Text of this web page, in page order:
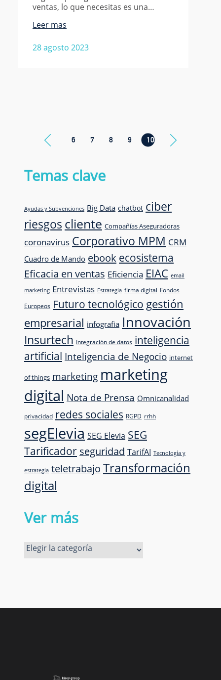
ventas, lo que necesitas es una…
28 agosto 2023
Leer mas
6 7 8 9 10
Temas clave
Ayudas y Subvenciones Big Data chatbot ciber
riesgos cliente Compañías Aseguradoras
coronavirus Corporativo MPM CRM
Cuadro de Mando ebook ecosistema
Eficacia en ventas Eficiencia EIAC email
marketing Entrevistas Estrategia firma digital Fondos
Europeos Futuro tecnológico gestión
empresarial infografia Innovación
Insurtech Integración de datos inteligencia
artificial Inteligencia de Negocio internet
of things marketing marketing
digital Nota de Prensa Omnicanalidad
privacidad redes sociales RGPD rrhh
segElevia SEG Elevia SEG
Tarificador seguridad TarifAI Tecnología y
estrategia teletrabajo Transformación
digital
Ver más
Ver
más